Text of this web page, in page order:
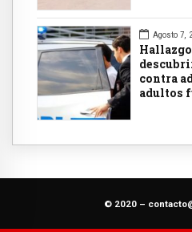
Agosto 7,
contra
adultos
© 2020 –